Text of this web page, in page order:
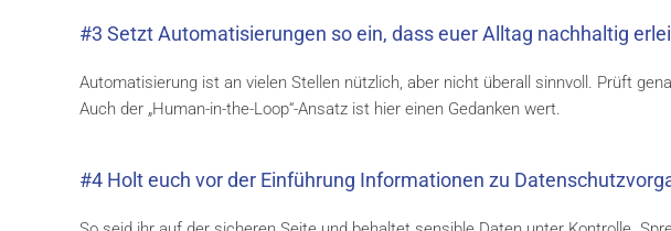
#3 Setzt Automatisierungen so ein, dass euer Alltag nachhaltig
Automatisierung ist an vielen Stellen nützlich, aber nicht überall sinnvoll. Prüft
Auch der „Human-in-the-Loop“-Ansatz ist hier einen Gedanken wert.
#4 Holt euch vor der Einführung Informationen zu